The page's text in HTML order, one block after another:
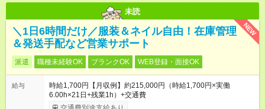
未読
NEW
＼1日6時間だけ／服装＆ネイル自由！在庫管理
＆発送手配など営業サポート
派遣 職種未経験OK ブランクOK WEB登録・面接OK
給与
時給1,700円【月収例】約215,000円（時給1,700円×実働
6.00h×21日+残業1h）+交通費